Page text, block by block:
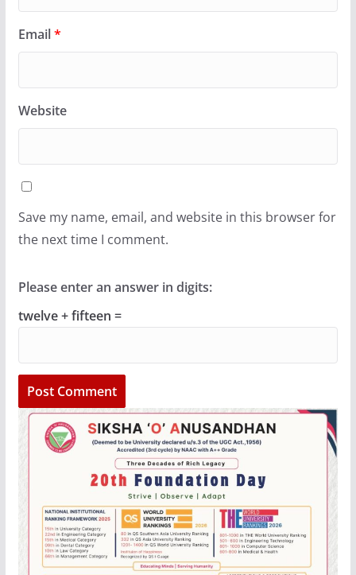
Email*
Website
Save my name, email, and website in this browser for
the next time I comment.
Please enter an answer in digits:
twelve + fifteen =